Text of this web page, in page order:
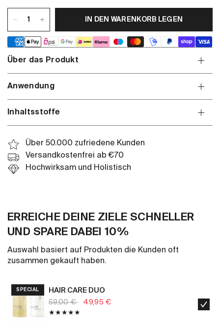
IN DEN WARENKORB LEGEN
Über das Produkt
Anwendung
Inhaltsstoffe
Über 50.000 zufriedene Kunden
Versandkostenfrei ab €70
Hochwirksam und Holistisch
ERREICHE DEINE ZIELE SCHNELLER
UND SPARE DABEI 10%
Auswahl basiert auf Produkten die Kunden oft
zusammen gekauft haben.
SPECIAL
HAIR CARE DUO
59,00 €
49,95 €